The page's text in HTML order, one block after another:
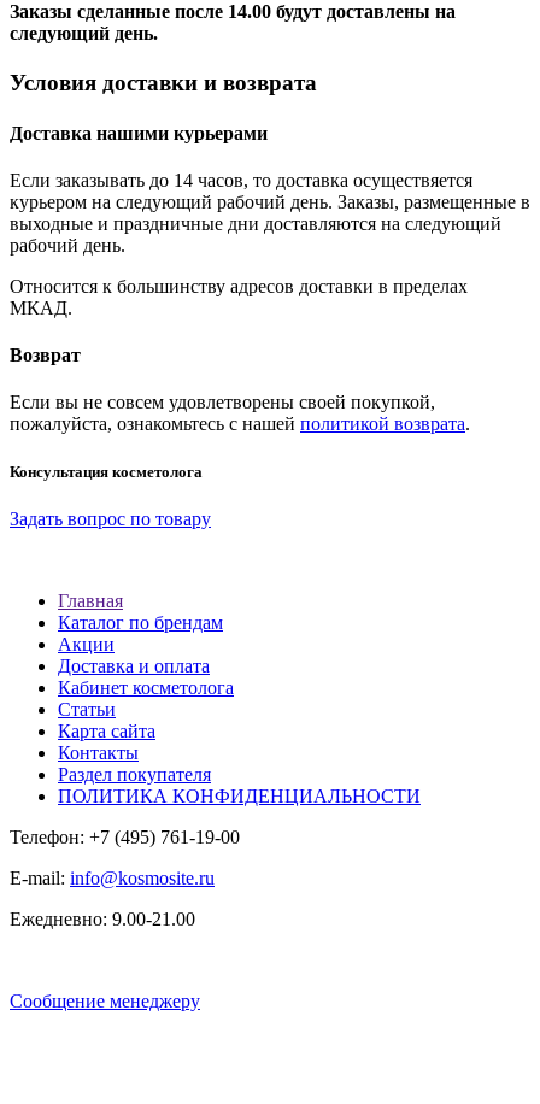
Заказы сделанные после 14.00 будут доставлены на
следующий день.
Условия доставки и возврата
Доставка нашими курьерами
Если заказывать до 14 часов, то доставка осуществяется
курьером на следующий рабочий день. Заказы, размещенные в
выходные и праздничные дни доставляются на следующий
рабочий день.
Относится к большинству адресов доставки в пределах
МКАД.
Возврат
Если вы не совсем удовлетворены своей покупкой,
пожалуйста, ознакомьтесь с нашей политикой возврата.
Консультация косметолога
Задать вопрос по товару
Главная
Каталог по брендам
Акции
Доставка и оплата
Кабинет косметолога
Статьи
Карта сайта
Контакты
Раздел покупателя
ПОЛИТИКА КОНФИДЕНЦИАЛЬНОСТИ
Телефон: +7 (495) 761-19-00
E-mail: info@kosmosite.ru
Ежедневно: 9.00-21.00
Сообщение менеджеру